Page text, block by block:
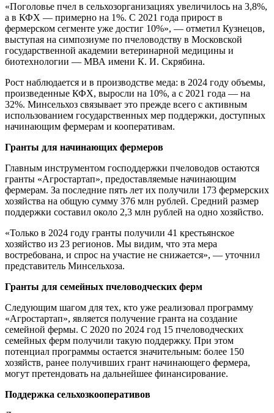
«Поголовье пчел в сельхозорганизациях увеличилось на 3,8%,
а в КФХ — примерно на 1%. С 2021 года прирост в
фермерском сегменте уже достиг 10%», — отметил Кузнецов,
выступая на симпозиуме по пчеловодству в Московской
государственной академии ветеринарной медицины и
биотехнологии — МВА имени К. И. Скрябина.
Рост наблюдается и в производстве меда: в 2024 году объемы,
произведенные КФХ, выросли на 10%, а с 2021 года — на
32%. Минсельхоз связывает это прежде всего с активным
использованием государственных мер поддержки, доступных
начинающим фермерам и кооперативам.
Гранты для начинающих фермеров
Главным инструментом господдержки пчеловодов остаются
гранты «Агростартап», предоставляемые начинающим
фермерам. За последние пять лет их получили 173 фермерских
хозяйства на общую сумму 376 млн рублей. Средний размер
поддержки составил около 2,3 млн рублей на одно хозяйство.
«Только в 2024 году гранты получили 41 крестьянское
хозяйство из 23 регионов. Мы видим, что эта мера
востребована, и спрос на участие не снижается», — уточнил
представитель Минсельхоза.
Гранты для семейных пчеловодческих ферм
Следующим шагом для тех, кто уже реализовал программу
«Агростартап», является получение гранта на создание
семейной фермы. С 2020 по 2024 год 15 пчеловодческих
семейных ферм получили такую поддержку. При этом
потенциал программы остается значительным: более 150
хозяйств, ранее получивших грант начинающего фермера,
могут претендовать на дальнейшее финансирование.
Поддержка сельхозкооперативов